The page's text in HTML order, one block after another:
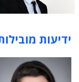
תוכן פרסומי
ידיעות